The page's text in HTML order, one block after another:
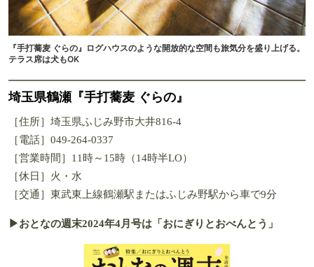
『手打蕎麦 ぐらの』ログハウスのような開放的な空間も旅気分を盛り上げる。
テラス席は犬もOK
埼玉県鶴瀬『手打蕎麦 ぐらの』
［住所］埼玉県ふじみ野市大井816-4
［電話］049-264-0337
［営業時間］11時～15時（14時半LO）
［休日］火・水
［交通］東武東上線鶴瀬駅またはふじみ野駅から車で9分
▶おとなの週末2024年4月号は「おにぎりとおべんとう」